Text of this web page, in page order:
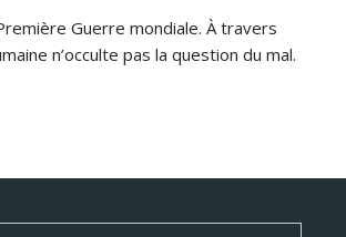
Guerre mondiale. À travers
n’occulte pas la question du mal.